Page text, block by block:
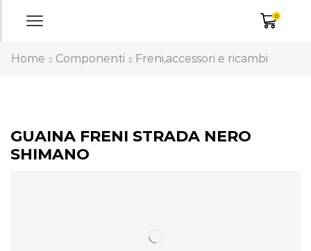
0
Home Componenti Freni,accessori e ricambi
GUAINA FRENI STRADA NERO
SHIMANO